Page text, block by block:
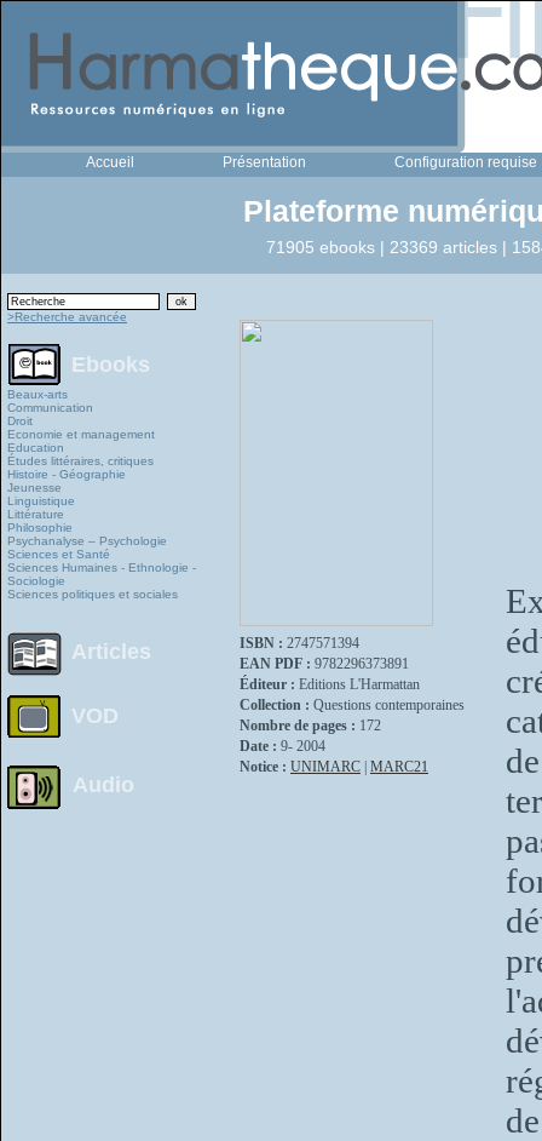
Accueil Présentation Configuration requise
Plateforme
71905 ebooks | 23369 articles |
>Recherche avancée
Ebooks
Beaux-arts
Communication
Droit
Economie et management
Education
Études littéraires, critiques
Histoire - Géographie
Jeunesse
Linguistique
Littérature
Philosophie
Psychanalyse – Psychologie
Sciences et Santé
Sciences Humaines - Ethnologie -
Sociologie
Sciences politiques et sociales
Articles
VOD
Audio
ISBN : 2747571394
EAN PDF : 9782296373891
Éditeur : Editions L'Harmattan
Collection : Questions contemporaines
Nombre de pages : 172
Date : 9- 2004
Notice : UNIMARC MARC21